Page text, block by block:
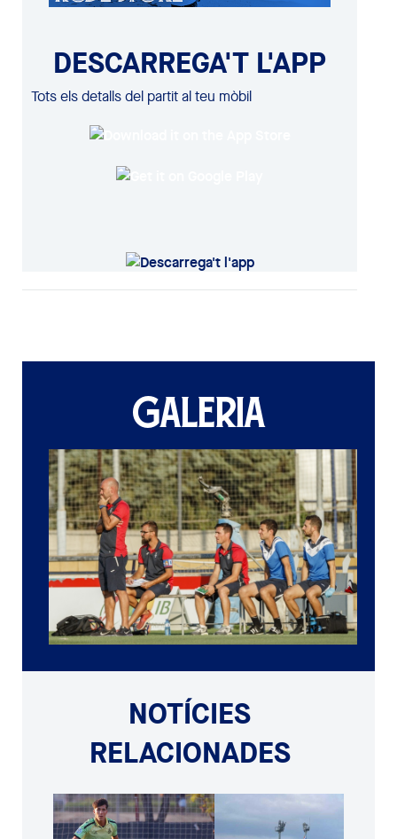
DESCARREGA'T L'APP
Tots els detalls del partit al teu mòbil
GALERIA
NOTÍCIES
RELACIONADES